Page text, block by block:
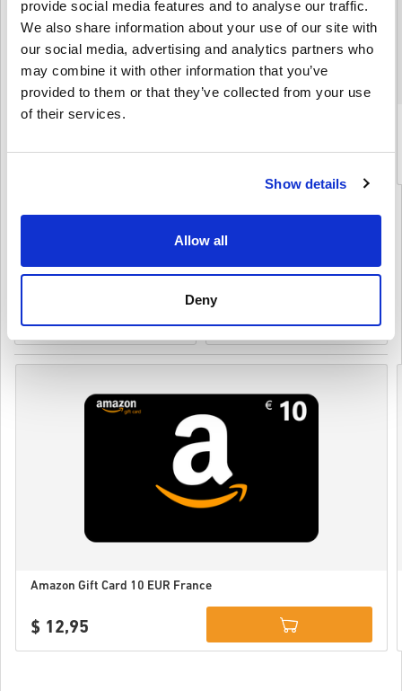
provide social media features and to analyse our traffic.
We also share information about your use of our site with
our social media, advertising and analytics partners who
may combine it with other information that you’ve
provided to them or that they’ve collected from your use
of their services.
Show details
Allow all
Deny
Amazon Gift Card 10 EUR Spain
AMAZON FR
Skatīt kategoriju
Amazon Gift Card 10 EUR France
$ 12,95